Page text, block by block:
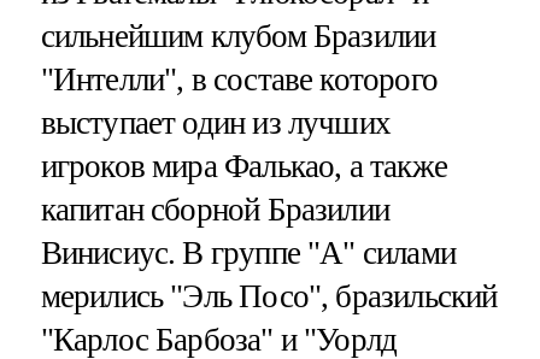
сильнейшим клубом Бразилии
"Интелли", в составе которого
выступает один из лучших
игроков мира Фалькао, а также
капитан сборной Бразилии
Винисиус. В группе "А" силами
мерились "Эль Посо", бразильский
"Карлос Барбоза" и "Уорлд